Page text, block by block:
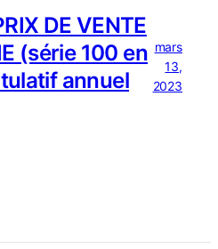
DE VENTE
(série 100 en
annuel
mars
13,
2023